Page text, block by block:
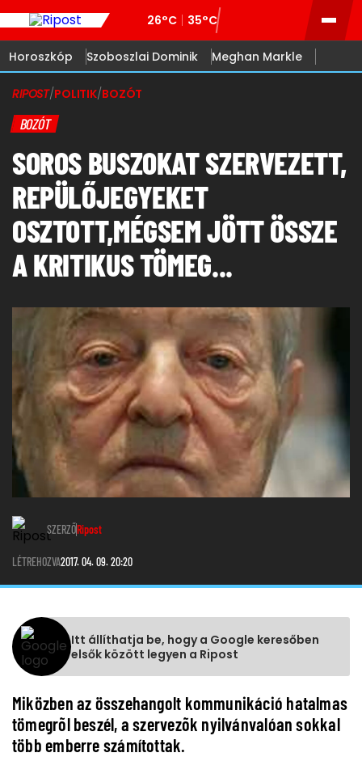
26°C 35°C
Horoszkóp Szoboszlai Dominik Meghan Markle
RIPOST/POLITIK/BOZÓT
BOZÓT
SOROS BUSZOKAT SZERVEZETT,
REPÜLŐJEGYEKET
OSZTOTT,MÉGSEM JÖTT ÖSSZE
A KRITIKUS TÖMEG...
SZERZŐRipost
LÉTREHOZVA2017. 04. 09. 20:20
Itt állíthatja be, hogy a Google keresőben
elsők között legyen a Ripost
Miközben az összehangolt kommunikáció hatalmas
tömegrõl beszél, a szervezõk nyilvánvalóan sokkal
több emberre számítottak.